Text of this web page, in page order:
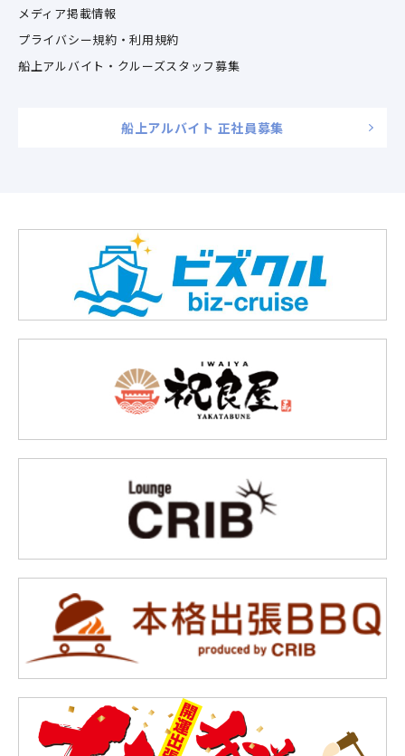
メディア掲載情報
プライバシー規約・利用規約
船上アルバイト・クルーズスタッフ募集
船上アルバイト 正社員募集